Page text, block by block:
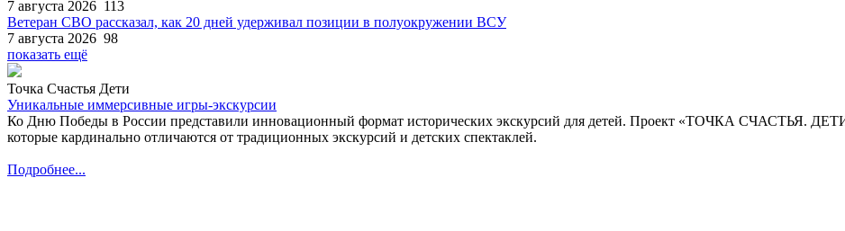
7 августа 2026 113
Ветеран СВО рассказал, как 20 дней удерживал позиции в полуокружении ВСУ
7 августа 2026 98
показать ещё
Точка Счастья Дети
Уникальные иммерсивные игры-экскурсии
Ко Дню Победы в России представили инновационный формат исторических экскурсий для детей. Проект «ТОЧКА СЧАСТЬЯ.
которые кардинально отличаются от традиционных экскурсий и детских спектаклей.
Подробнее...